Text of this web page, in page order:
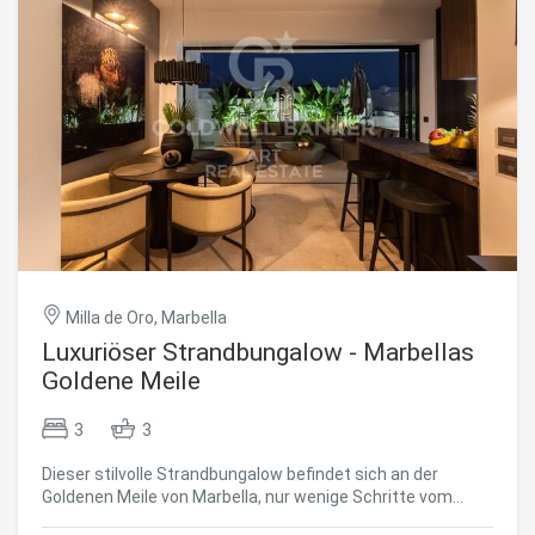
spektakulären 50 m² großen überdachten Terrasse mit
einem 3 × 3 m großen privaten Pool, ideal um Gäste zu
empfangen oder sich unter der andalusischen Sonne zu
entspannen. Umgeben von tropischen Gärten und Infinity-
Pools bietet diese geschlossene Wohnanlage Ruhe, einen
Panoramablick auf das Meer und liegt nur wenige Minuten
vom lebhaften Puerto Banús entfernt. Eine einzigartige
Gelegenheit, einen Rückzugsort der Ruhe zu genießen,
während der Glamour von Marbella nur einen Katzensprung
entfernt ist. #ref:CBSH1268
Milla de Oro, Marbella
Luxuriöser Strandbungalow - Marbellas
Goldene Meile
3 3
Dieser stilvolle Strandbungalow befindet sich an der
Goldenen Meile von Marbella, nur wenige Schritte vom